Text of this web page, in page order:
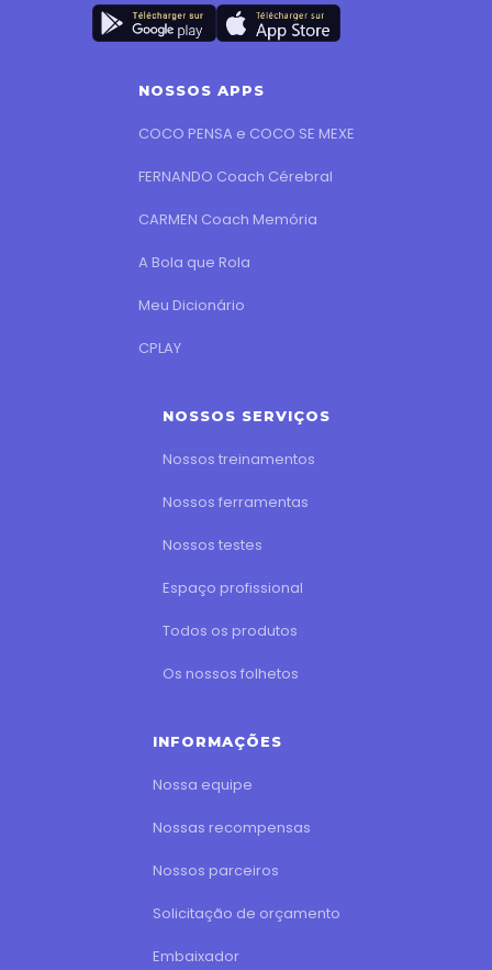
NOSSOS APPS
COCO PENSA e COCO SE MEXE
FERNANDO Coach Cérebral
CARMEN Coach Memória
A Bola que Rola
Meu Dicionário
CPLAY
NOSSOS SERVIÇOS
Nossos treinamentos
Nossos ferramentas
Nossos testes
Espaço profissional
Todos os produtos
Os nossos folhetos
INFORMAÇÕES
Nossa equipe
Nossas recompensas
Nossos parceiros
Solicitação de orçamento
Embaixador